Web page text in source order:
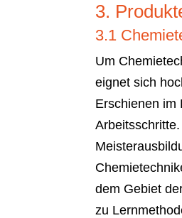
3.
3.1
Um
eignet sich
Erschienen im
dem Gebiet
zu